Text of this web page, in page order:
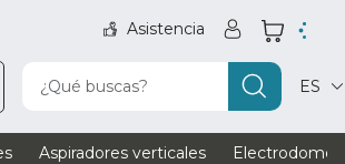
Asistencia
¿Qué buscas? ES
Aspiradores verticales